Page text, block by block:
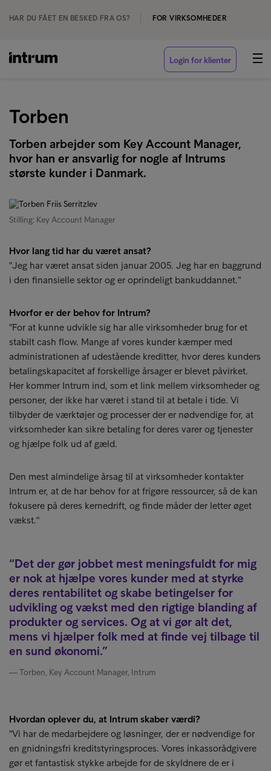
HAR DU FÅET EN BESKED FRA OS? FOR VIRKSOMHEDER
Login for klienter
Torben
Torben arbejder som Key Account Manager,
hvor han er ansvarlig for nogle af Intrums
største kunder i Danmark.
Stilling: Key Account Manager
Hvor lang tid har du været ansat?
"Jeg har været ansat siden januar 2005. Jeg har en baggrund
i den finansielle sektor og er oprindeligt bankuddannet."
Hvorfor er der behov for Intrum?
"For at kunne udvikle sig har alle virksomheder brug for et
stabilt cash flow. Mange af vores kunder kæmper med
administrationen af udestående kreditter, hvor deres kunders
betalingskapacitet af forskellige årsager er blevet påvirket.
Her kommer Intrum ind, som et link mellem virksomheder og
personer, der ikke har været i stand til at betale i tide. Vi
tilbyder de værktøjer og processer der er nødvendige for, at
virksomheder kan sikre betaling for deres varer og tjenester
og hjælpe folk ud af gæld.
Den mest almindelige årsag til at virksomheder kontakter
Intrum er, at de har behov for at frigøre ressourcer, så de kan
fokusere på deres kernedrift, og finde måder der letter øget
vækst."
Det der gør jobbet mest meningsfuldt for mig
er nok at hjælpe vores kunder med at styrke
deres rentabilitet og skabe betingelser for
udvikling og vækst med den rigtige blanding af
produkter og services. Og at vi gør alt det,
mens vi hjælper folk med at finde vej tilbage til
en sund økonomi.
Torben, Key Account Manager, Intrum
Hvordan oplever du, at Intrum skaber værdi?
"Vi har de medarbejdere og løsninger, der er nødvendige for
en gnidningsfri kreditstyringsproces. Vores inkassorådgivere
gør et fantastisk stykke arbejde for de skyldnere de er i